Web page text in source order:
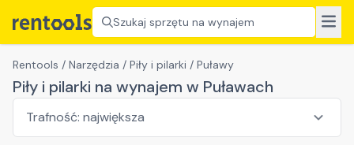
Szukaj sprzętu na wynajem
Rentools / Narzędzia / Piły i pilarki / Puławy
Piły i pilarki na wynajem w Puławach